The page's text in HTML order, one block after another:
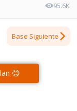
95.6K
Base Siguiente
😊